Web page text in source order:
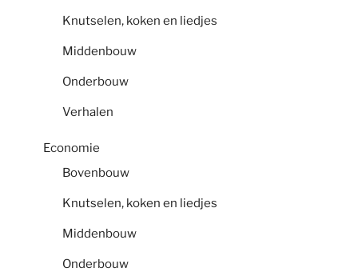
Knutselen, koken en liedjes
Middenbouw
Onderbouw
Verhalen
Economie
Bovenbouw
Knutselen, koken en liedjes
Middenbouw
Onderbouw